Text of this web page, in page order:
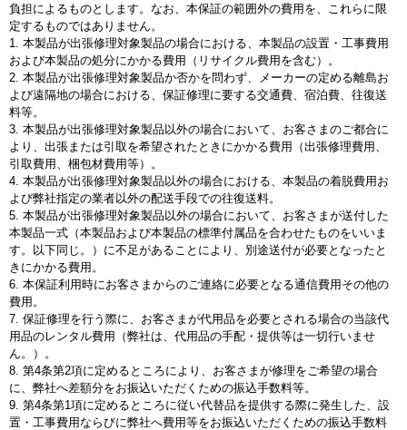
負担によるものとします。なお、本保証の範囲外の費用を、これらに限
定するものではありません。
1. 本製品が出張修理対象製品の場合における、本製品の設置・工事費用
および本製品の処分にかかる費用（リサイクル費用を含む）。
2. 本製品が出張修理対象製品か否かを問わず、メーカーの定める離島お
よび遠隔地の場合における、保証修理に要する交通費、宿泊費、往復送
料等。
3. 本製品が出張修理対象製品以外の場合において、お客さまのご都合に
より、出張または引取を希望されたときにかかる費用（出張修理費用、
引取費用、梱包材費用等）。
4. 本製品が出張修理対象製品以外の場合における、本製品の着脱費用お
よび弊社指定の業者以外の配送手段での往復送料。
5. 本製品が出張修理対象製品以外の場合において、お客さまが送付した
本製品一式（本製品および本製品の標準付属品を合わせたものをいいま
す。以下同じ。）に不足があることにより、別途送付が必要となったと
きにかかる費用。
6. 本保証利用時にお客さまからのご連絡に必要となる通信費用その他の
費用。
7. 保証修理を行う際に、お客さまが代用品を必要とされる場合の当該代
用品のレンタル費用（弊社は、代用品の手配・提供等は一切行いませ
ん。）。
8. 第4条第2項に定めるところにより、お客さまが修理をご希望の場合
に、弊社へ差額分をお振込いただくための振込手数料等。
9. 第4条第1項に定めるところに従い代替品を提供する際に発生した、設
置・工事費用ならびに弊社へ費用等をお振込いただくための振込手数料